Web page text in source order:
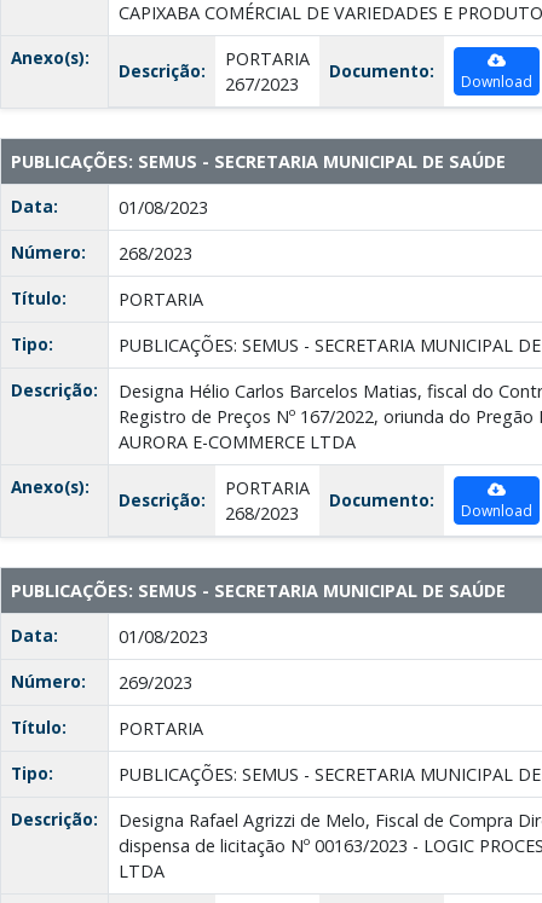
CAPIXABA COMÉRCIAL DE VARIEDADES E
Anexo(s):
Descrição:
PORTARIA
267/2023
Documento: Download
PUBLICAÇÕES: SEMUS - SECRETARIA MUNICIPAL DE SAÚDE
Data:
01/08/2023
Número:
268/2023
Título:
PORTARIA
Tipo:
PUBLICAÇÕES: SEMUS - SECRETARIA MUNICIPAL
Descrição:
Designa Hélio Carlos Barcelos Matias, fiscal do
Registro de Preços Nº 167/2022, oriunda do Pregão
AURORA E-COMMERCE LTDA
Anexo(s):
Descrição:
PORTARIA
268/2023
Documento: Download
PUBLICAÇÕES: SEMUS - SECRETARIA MUNICIPAL DE SAÚDE
Data:
01/08/2023
Número:
269/2023
Título:
PORTARIA
Tipo:
PUBLICAÇÕES: SEMUS - SECRETARIA MUNICIPAL
Descrição:
Designa Rafael Agrizzi de Melo, Fiscal de Compra
dispensa de licitação Nº 00163/2023 - LOGIC
LTDA